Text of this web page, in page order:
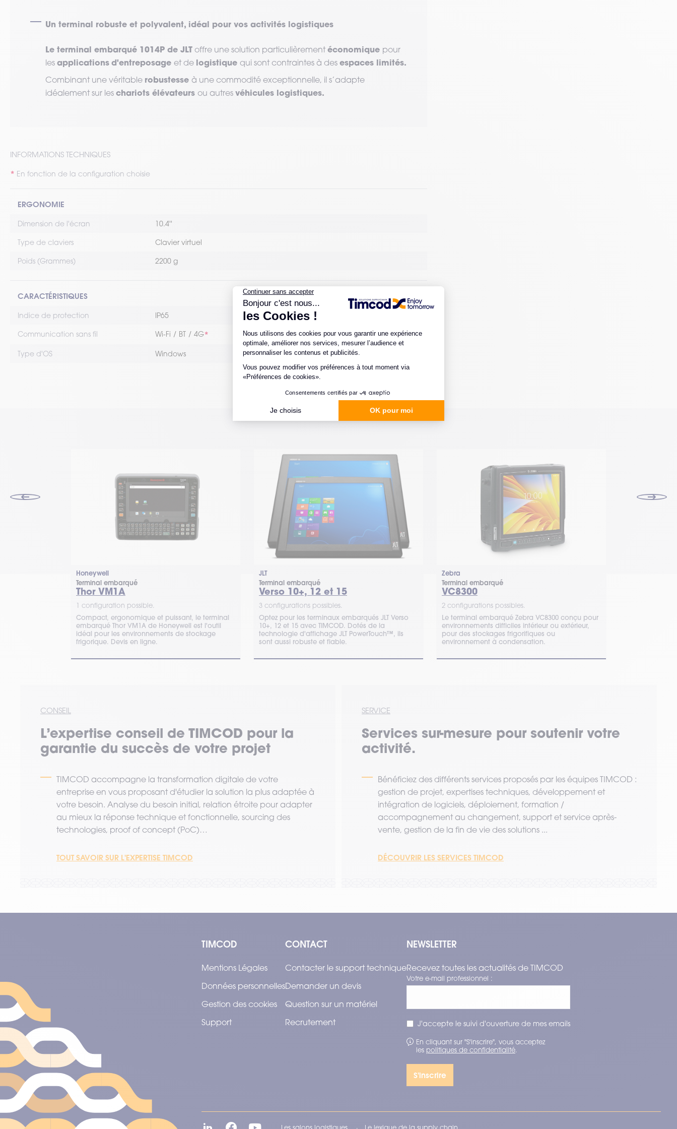
Un terminal robuste et polyvalent, idéal pour vos activités logistiques
Le terminal embarqué 1014P de JLT offre une solution particulièrementéconomique pour
les applicationsd'entreposage et de logistique qui sont contraintes à des espaces limités.
Combinant une véritable robustesse à une commodité exceptionnelle, il s’adapte
idéalement sur les chariots élévateurs ou autres véhicules logistiques.
INFORMATIONS TECHNIQUES
En fonction de la configuration choisie
ERGONOMIE
Dimension de l'écran 10.4''
Type de claviers Clavier virtuel
Poids (Grammes) 2200 g
CARACTÉRISTIQUES
Indice de protection IP65
Communication sans fil Wi-Fi BT 4G
Type d'OS Windows
Honeywell
Terminal embarqué
Thor VM1A
1 configuration possible.
Compact, ergonomique et puissant, le terminal
embarqué Thor VM1A de Honeywell est l'outil
idéal pour les environnements de stockage
frigorique. Devis en ligne.
JLT
Terminal embarqué
Verso 10+, 12 et 15
3 configurations possibles.
Optez pour les terminaux embarqués JLT Verso
10+, 12 et 15 avec TIMCOD. Dotés de la
technologie d'affichage JLT PowerTouch™, ils
sont aussi robuste et fiable.
Zebra
Terminal embarqué
VC8300
2 configurations possibles.
Le terminal embarqué Zebra VC8300 conçu pour
environnements difficiles intérieur ou extérieur,
pour des stockages frigorifiques ou
environnement à condensation.
CONSEIL
L’expertise conseil de TIMCOD pour la
garantie du succès de votre projet
TIMCOD accompagne la transformation digitale de votre
entreprise en vous proposant d'étudier la solution la plus adaptée à
votre besoin. Analyse du besoin initial, relation étroite pour adapter
au mieux la réponse technique et fonctionnelle, sourcing des
technologies, proof of concept (PoC)…
TOUT SAVOIR SUR L'EXPERTISE TIMCOD
SERVICE
Services sur-mesure pour soutenir votre
activité.
Bénéficiez des différents services proposés par les équipes TIMCOD :
gestion de projet, expertises techniques, développement et
intégration de logiciels, déploiement, formation /
accompagnement au changement, support et service après-
vente, gestion de la fin de vie des solutions ...
DÉCOUVRIR LES SERVICES TIMCOD
TIMCOD
Mentions Légales
Données personnelles
Gestion des cookies
Support
CONTACT
Contacter le support technique
Demander un devis
Question sur un matériel
Recrutement
NEWSLETTER
Recevez toutes les actualités de TIMCOD
Votre e-mail professionnel :
J'accepte le suivi d'ouverture de mes emails
En cliquant sur "S'inscrire", vous acceptez
les politiques de confidentialité.